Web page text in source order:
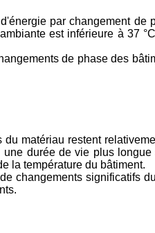
par changement de
est inférieure à 37
de phase des
matériau restent
durée de vie plus
la température du bâtiment.
changements significatifs